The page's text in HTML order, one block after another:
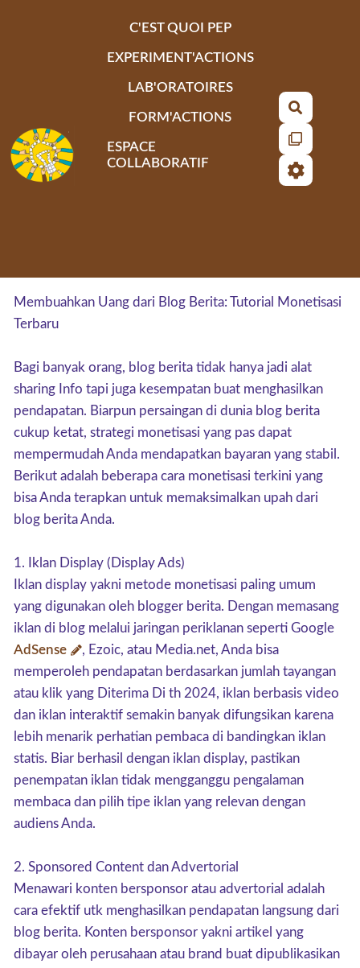
C'EST QUOI PEP
EXPERIMENT'ACTIONS
LAB'ORATOIRES
FORM'ACTIONS
ESPACE
COLLABORATIF
Membuahkan Uang dari Blog Berita: Tutorial Monetisasi
Terbaru
Bagi banyak orang, blog berita tidak hanya jadi alat
sharing Info tapi juga kesempatan buat menghasilkan
pendapatan. Biarpun persaingan di dunia blog berita
cukup ketat, strategi monetisasi yang pas dapat
mempermudah Anda mendapatkan bayaran yang stabil.
Berikut adalah beberapa cara monetisasi terkini yang
bisa Anda terapkan untuk memaksimalkan upah dari
blog berita Anda.
1. Iklan Display (Display Ads)
Iklan display yakni metode monetisasi paling umum
yang digunakan oleh blogger berita. Dengan memasang
iklan di blog melalui jaringan periklanan seperti Google
AdSense
, Ezoic, atau Media.net, Anda bisa
memperoleh pendapatan berdasarkan jumlah tayangan
atau klik yang Diterima Di th 2024, iklan berbasis video
dan iklan interaktif semakin banyak difungsikan karena
lebih menarik perhatian pembaca di bandingkan iklan
statis. Biar berhasil dengan iklan display, pastikan
penempatan iklan tidak mengganggu pengalaman
membaca dan pilih tipe iklan yang relevan dengan
audiens Anda.
2. Sponsored Content dan Advertorial
Menawari konten bersponsor atau advertorial adalah
cara efektif utk menghasilkan pendapatan langsung dari
blog berita. Konten bersponsor yakni artikel yang
dibayar oleh perusahaan atau brand buat dipublikasikan